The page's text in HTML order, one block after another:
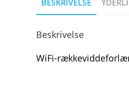
BESKRIVELSE
Beskrivelse
WiFi-